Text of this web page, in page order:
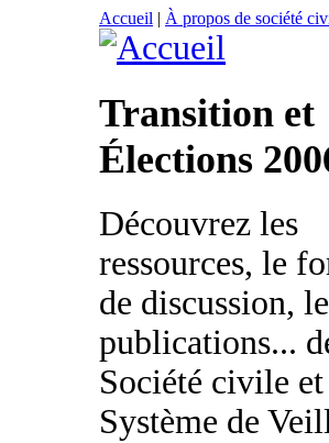
Accueil | À propos de société
Transition et
Élections
Découvrez les
ressources, le
de discussion,
publications...
Société civile et
Système de